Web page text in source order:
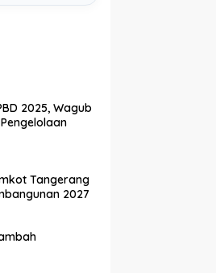
2025, Wagub
Tangerang
2027